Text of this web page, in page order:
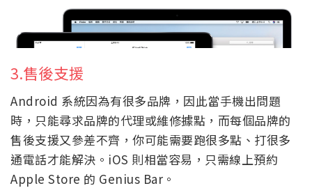
3.售後支援
Android 系統因為有很多品牌，因此當手機出問題
時，只能尋求品牌的代理或維修據點，而每個品牌的
售後支援又參差不齊，你可能需要跑很多點、打很多
通電話才能解決。iOS 則相當容易，只需線上預約
Apple Store 的 Genius Bar。